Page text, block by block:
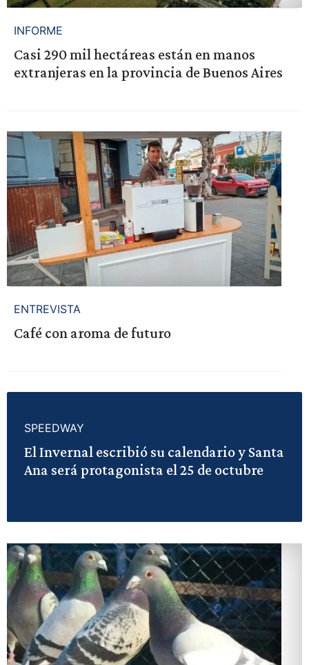
INFORME
Casi 290 mil hectáreas están en manos
extranjeras en la provincia de Buenos Aires
ENTREVISTA
Café con aroma de futuro
SPEEDWAY
El Invernal escribió su calendario y Santa
Ana será protagonista el 25 de octubre